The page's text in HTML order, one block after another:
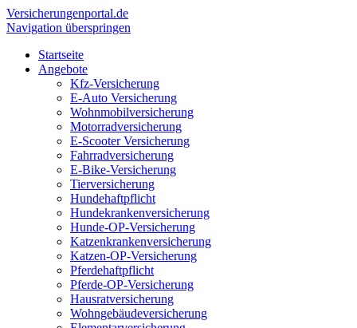
Versicherungenportal.de
Navigation überspringen
Startseite
Angebote
Kfz-Versicherung
E-Auto Versicherung
Wohnmobilversicherung
Motorradversicherung
E-Scooter Versicherung
Fahrradversicherung
E-Bike-Versicherung
Tierversicherung
Hundehaftpflicht
Hundekrankenversicherung
Hunde-OP-Versicherung
Katzenkrankenversicherung
Katzen-OP-Versicherung
Pferdehaftpflicht
Pferde-OP-Versicherung
Hausratversicherung
Wohngebäudeversicherung